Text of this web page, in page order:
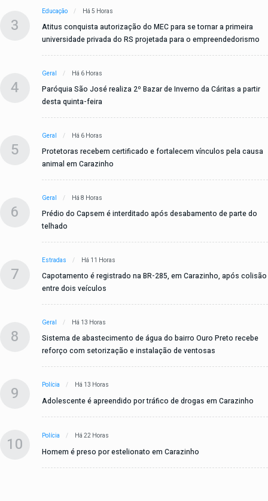
3
Educação Há 5 Horas
Atitus conquista autorização do MEC para se tornar a primeira
universidade privada do RS projetada para o empreendedorismo
4
Geral Há 6 Horas
Paróquia São José realiza 2º Bazar de Inverno da Cáritas a partir
desta quinta-feira
5
Geral Há 6 Horas
Protetoras recebem certificado e fortalecem vínculos pela causa
animal em Carazinho
6
Geral Há 8 Horas
Prédio do Capsem é interditado após desabamento de parte do
telhado
7
Estradas Há 11 Horas
Capotamento é registrado na BR-285, em Carazinho, após colisão
entre dois veículos
8
Geral Há 13 Horas
Sistema de abastecimento de água do bairro Ouro Preto recebe
reforço com setorização e instalação de ventosas
9 Polícia Há 13 Horas
Adolescente é apreendido por tráfico de drogas em Carazinho
10 Polícia Há 22 Horas
Homem é preso por estelionato em Carazinho